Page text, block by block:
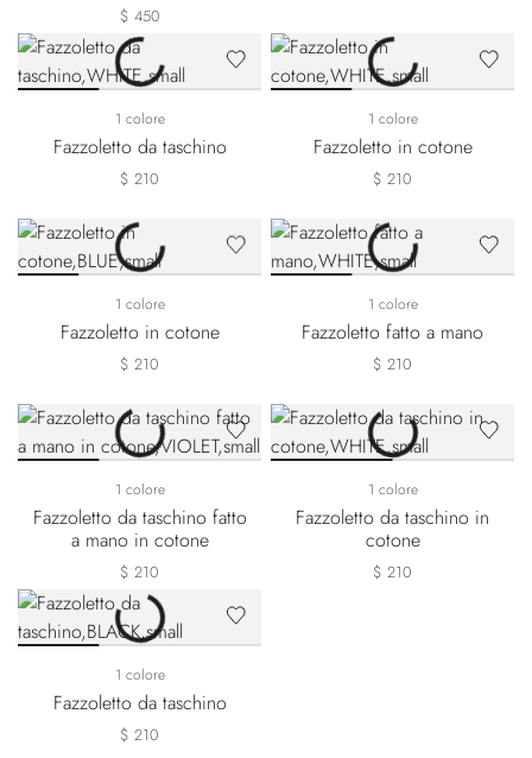
$ 450
1 colore
Fazzoletto da taschino
$ 210
1 colore
Fazzoletto in cotone
$ 210
1 colore
Fazzoletto in cotone
$ 210
1 colore
Fazzoletto fatto a mano
$ 210
1 colore
Fazzoletto da taschino fatto
a mano in cotone
$ 210
1 colore
Fazzoletto da taschino in
cotone
$ 210
1 colore
Fazzoletto da taschino
$ 210